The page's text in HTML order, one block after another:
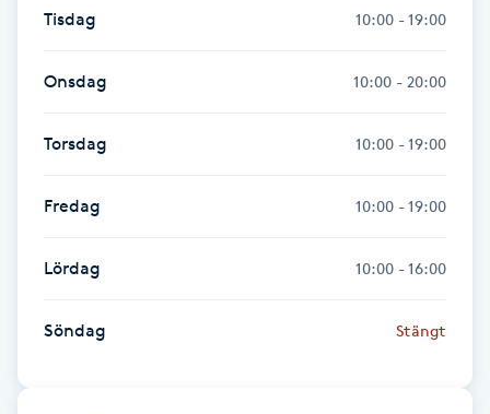
Klangmassage
Klippning
Klippning & Slingor
Tisdag 10:00 - 19:00
Onsdag 10:00 - 20:00
Torsdag 10:00 - 19:00
Fredag 10:00 - 19:00
Lördag 10:00 - 16:00
Söndag Stängt